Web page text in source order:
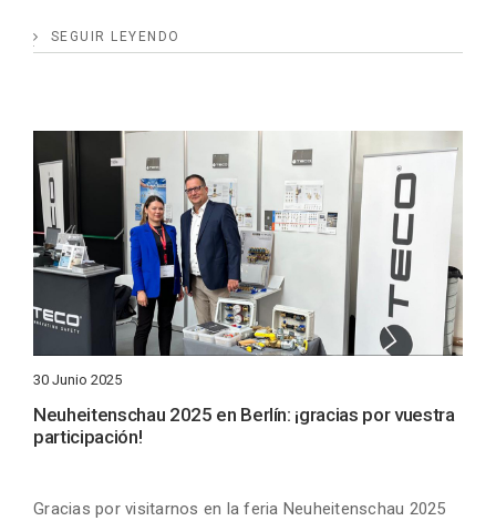
SEGUIR LEYENDO
30 Junio 2025
Neuheitenschau 2025 en Berlín: ¡gracias por vuestra
participación!
Gracias por visitarnos en la feria Neuheitenschau 2025